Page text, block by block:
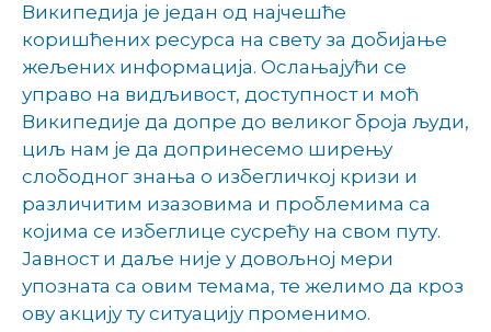
Википедија је један од најчешће
коришћених ресурса на свету за добијање
жељених информација. Ослањајући се
управо на видљивост, доступност и моћ
Википедије да допре до великог броја људи,
циљ нам је да допринесемо ширењу
слободног знања о избегличкој кризи и
различитим изазовима и проблемима са
којима се избеглице сусрећу на свом путу.
Јавност и даље није у довољној мери
упозната са овим темама, те желимо да кроз
ову акцију ту ситуацију променимо.